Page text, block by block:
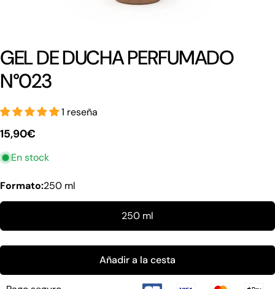
GEL DE DUCHA PERFUMADO
N°023
1 reseña
Precio
regular
15,90€
En stock
Formato:250 ml
250 ml
Añadir a la cesta
Hacer una pregunta
Su